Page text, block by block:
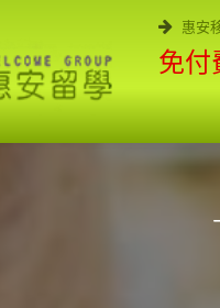
惠安
免